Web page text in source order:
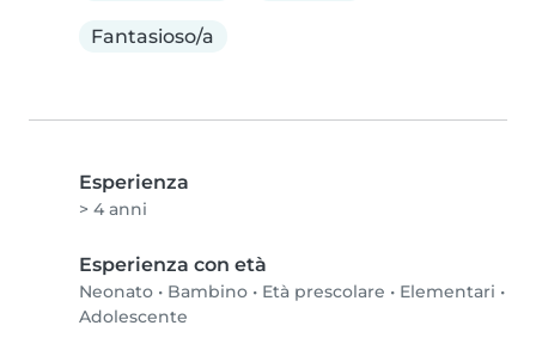
Fantasioso/a
Esperienza
> 4 anni
Esperienza con età
Neonato • Bambino • Età prescolare • Elementari •
Adolescente